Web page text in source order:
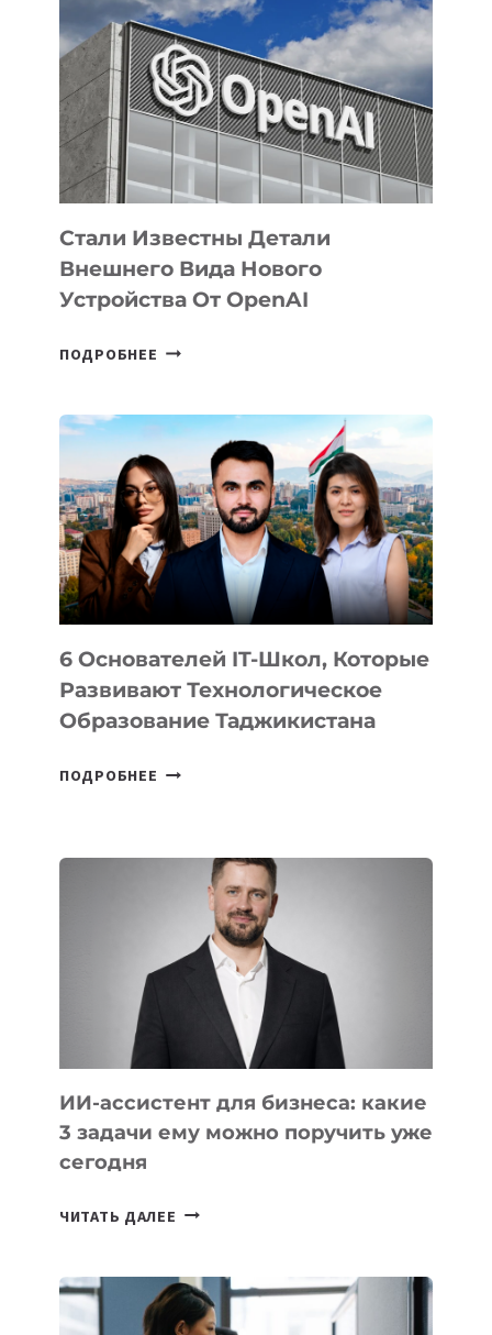
ПРИОРИТЕТНЫЕ
ЗАДАЧИ
ПО
РАЗВИТИЮ
ЭКОСИСТЕМЫ
ИСКУССТВЕННОГО
ИНТЕЛЛЕКТА
Стали Известны Детали
Внешнего Вида Нового
Устройства От OpenAI
ПОДРОБНЕЕ СТАЛИ
ВНЕШНЕГО
ВИДА
НОВОГО
УСТРОЙСТВА
ОТ
OPENAI
6 Основателей IT-Школ, Которые
Развивают Технологическое
Образование Таджикистана
ПОДРОБНЕЕ
КОТОРЫЕ
РАЗВИВАЮТ
ТЕХНОЛОГИЧЕСКОЕ
ОБРАЗОВАНИЕ
ТАДЖИКИСТАНА
ИИ-ассистент для бизнеса: какие
3 задачи ему можно поручить уже
сегодня
ЧИТАТЬ ДАЛЕЕ ИИ-
БИЗНЕСА:
КАКИЕ